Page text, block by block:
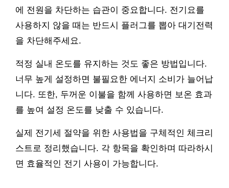
에 전원을 차단하는 습관이 중요합니다. 전기요를
사용하지 않을 때는 반드시 플러그를 뽑아 대기전력
을 차단해주세요.
적정 실내 온도를 유지하는 것도 좋은 방법입니다.
너무 높게 설정하면 불필요한 에너지 소비가 늘어납
니다. 또한, 두꺼운 이불을 함께 사용하면 보온 효과
를 높여 설정 온도를 낮출 수 있습니다.
실제 전기세 절약을 위한 사용법을 구체적인 체크리
스트로 정리했습니다. 각 항목을 확인하며 따라하시
면 효율적인 전기 사용이 가능합니다.